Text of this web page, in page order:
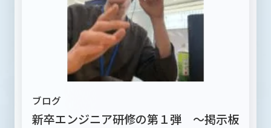
ブログ
新卒エンジニア研修の第１弾 ～掲示板